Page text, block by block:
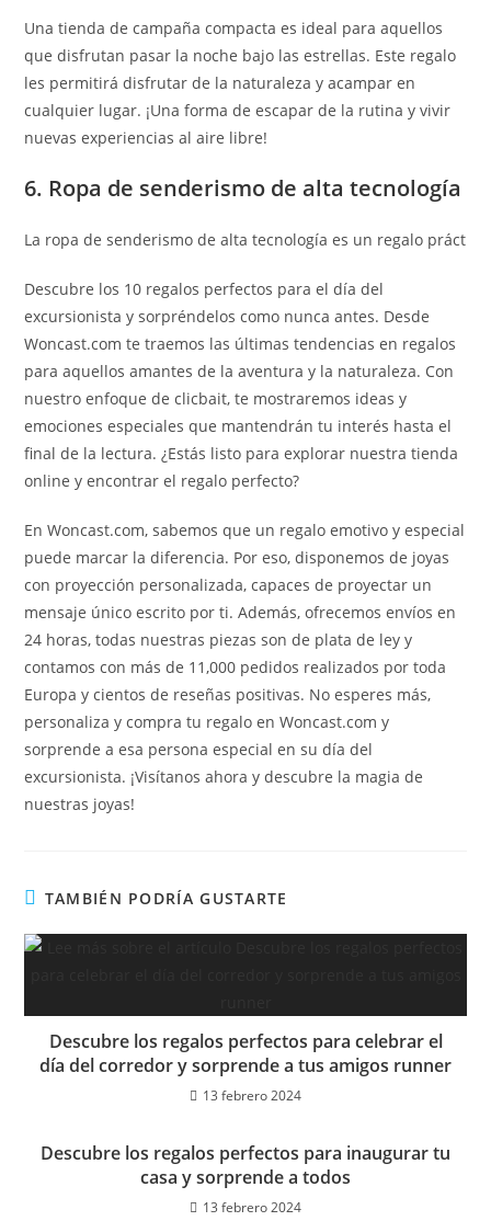
Una tienda de campaña compacta es ideal para aquellos
que disfrutan pasar la noche bajo las estrellas. Este regalo
les permitirá disfrutar de la naturaleza y acampar en
cualquier lugar. ¡Una forma de escapar de la rutina y vivir
nuevas experiencias al aire libre!
6. Ropa de senderismo de alta tecnología
La ropa de senderismo de alta tecnología es un regalo práct
Descubre los 10 regalos perfectos para el día del
excursionista y sorpréndelos como nunca antes. Desde
Woncast.com te traemos las últimas tendencias en regalos
para aquellos amantes de la aventura y la naturaleza. Con
nuestro enfoque de clicbait, te mostraremos ideas y
emociones especiales que mantendrán tu interés hasta el
final de la lectura. ¿Estás listo para explorar nuestra tienda
online y encontrar el regalo perfecto?
En Woncast.com, sabemos que un regalo emotivo y especial
puede marcar la diferencia. Por eso, disponemos de joyas
con proyección personalizada, capaces de proyectar un
mensaje único escrito por ti. Además, ofrecemos envíos en
24 horas, todas nuestras piezas son de plata de ley y
contamos con más de 11,000 pedidos realizados por toda
Europa y cientos de reseñas positivas. No esperes más,
personaliza y compra tu regalo en Woncast.com y
sorprende a esa persona especial en su día del
excursionista. ¡Visítanos ahora y descubre la magia de
nuestras joyas!
TAMBIÉN PODRÍA GUSTARTE
Descubre los regalos perfectos para celebrar el
día del corredor y sorprende a tus amigos runner
13 febrero 2024
Descubre los regalos perfectos para inaugurar tu
casa y sorprende a todos
13 febrero 2024